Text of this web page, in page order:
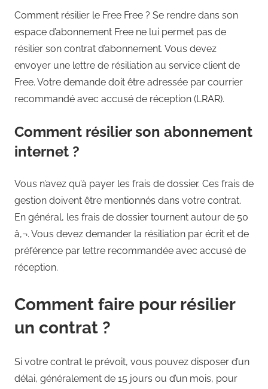
Comment résilier le Free Free ? Se rendre dans son
espace d’abonnement Free ne lui permet pas de
résilier son contrat d’abonnement. Vous devez
envoyer une lettre de résiliation au service client de
Free. Votre demande doit être adressée par courrier
recommandé avec accusé de réception (LRAR).
Comment résilier son abonnement
internet ?
Vous n’avez qu’à payer les frais de dossier. Ces frais de
gestion doivent être mentionnés dans votre contrat.
En général, les frais de dossier tournent autour de 50
â‚¬. Vous devez demander la résiliation par écrit et de
préférence par lettre recommandée avec accusé de
réception.
Comment faire pour résilier
un contrat ?
Si votre contrat le prévoit, vous pouvez disposer d’un
délai, généralement de 15 jours ou d’un mois, pour